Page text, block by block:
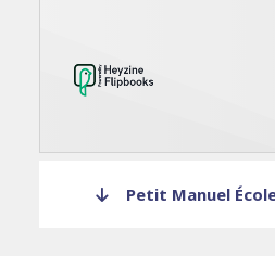
Petit Manuel